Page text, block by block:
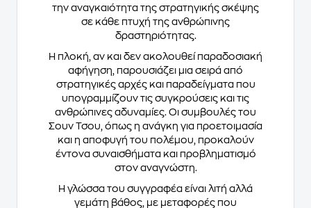
την αναγκαιότητα της στρατηγικής σκέψης
σε κάθε πτυχή της ανθρώπινης
δραστηριότητας.
Η πλοκή, αν και δεν ακολουθεί παραδοσιακή
αφήγηση, παρουσιάζει μια σειρά από
στρατηγικές αρχές και παραδείγματα που
υπογραμμίζουν τις συγκρούσεις και τις
ανθρώπινες αδυναμίες. Οι συμβουλές του
Σουν Τσου, όπως η ανάγκη για προετοιμασία
και η αποφυγή του πολέμου, προκαλούν
έντονα συναισθήματα και προβληματισμό
στον αναγνώστη.
Η γλώσσα του συγγραφέα είναι λιτή αλλά
γεμάτη βάθος, με μεταφορές που